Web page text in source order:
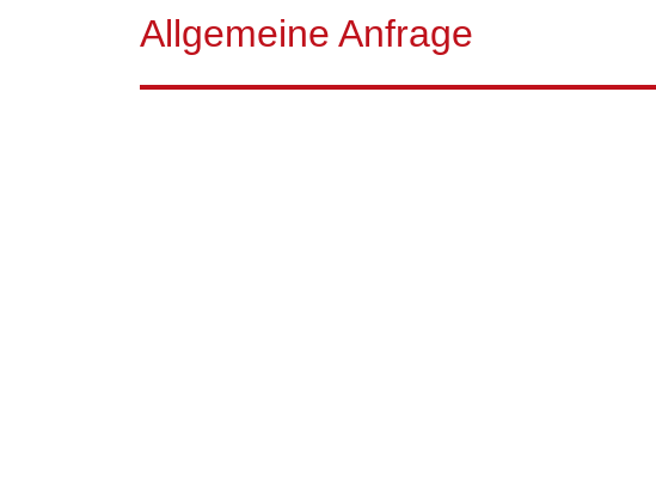
Allgemeine Anfrage